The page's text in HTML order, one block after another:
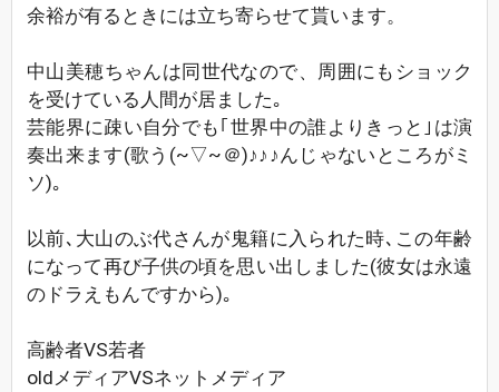
余裕が有るときには立ち寄らせて貰います。
中山美穂ちゃんは同世代なので、周囲にもショック
を受けている人間が居ました｡
芸能界に疎い自分でも｢世界中の誰よりきっと｣は演
奏出来ます(歌う(~▽~＠)♪♪♪んじゃないところがミ
ソ)｡
以前､大山のぶ代さんが鬼籍に入られた時､この年齢
になって再び子供の頃を思い出しました(彼女は永遠
のドラえもんですから)｡
高齢者VS若者
oldメディアVSネットメディア